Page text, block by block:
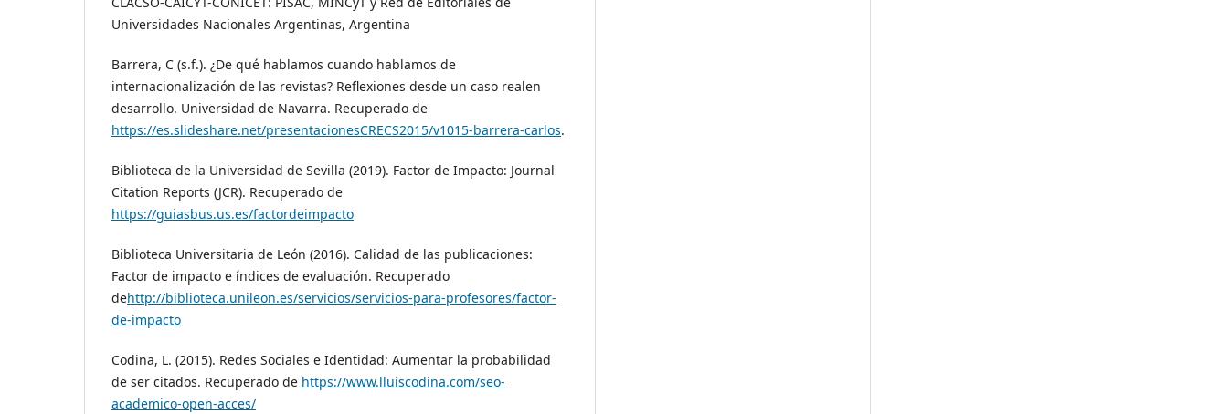
Universidades Nacionales Argentinas, Argentina
Barrera, C (s.f.). ¿De qué hablamos cuando hablamos de
internacionalización de las revistas? Reflexiones desde un caso realen
desarrollo. Universidad de Navarra. Recuperado de
https://es.slideshare.net/presentacionesCRECS2015/v1015-barrera-carlos.
Biblioteca de la Universidad de Sevilla (2019). Factor de Impacto: Journal
Citation Reports (JCR). Recuperado de
https://guiasbus.us.es/factordeimpacto
Biblioteca Universitaria de León (2016). Calidad de las publicaciones:
Factor de impacto e índices de evaluación. Recuperado
dehttp://biblioteca.unileon.es/servicios/servicios-para-profesores/factor-
de-impacto
Codina, L. (2015). Redes Sociales e Identidad: Aumentar la probabilidad
de ser citados. Recuperado de https://www.lluiscodina.com/seo-
academico-open-acces/